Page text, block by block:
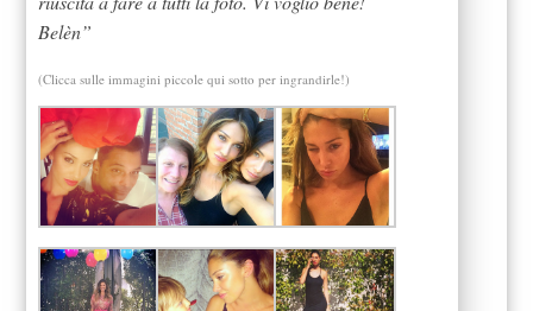
Belèn”
(Clicca sulle immagini piccole qui sotto per ingrandirle!)